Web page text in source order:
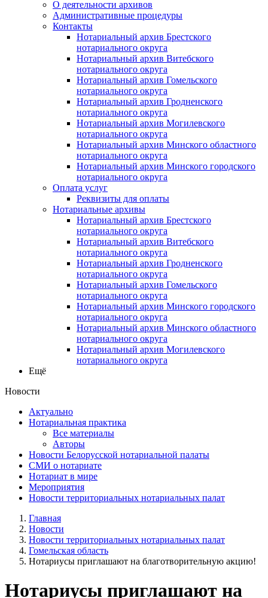
О деятельности архивов
Административные процедуры
Контакты
Нотариальный архив Брестского
нотариального округа
Нотариальный архив Витебского
нотариального округа
Нотариальный архив Гомельского
нотариального округа
Нотариальный архив Гродненского
нотариального округа
Нотариальный архив Могилевского
нотариального округа
Нотариальный архив Минского областного
нотариального округа
Нотариальный архив Минского городского
нотариального округа
Оплата услуг
Реквизиты для оплаты
Нотариальные архивы
Нотариальный архив Брестского
нотариального округа
Нотариальный архив Витебского
нотариального округа
Нотариальный архив Гродненского
нотариального округа
Нотариальный архив Гомельского
нотариального округа
Нотариальный архив Минского городского
нотариального округа
Нотариальный архив Минского областного
нотариального округа
Нотариальный архив Могилевского
нотариального округа
Ещё
Новости
Актуально
Нотариальная практика
Все материалы
Авторы
Новости Белорусской нотариальной палаты
СМИ о нотариате
Нотариат в мире
Мероприятия
Новости территориальных нотариальных палат
Главная
Новости
Новости территориальных нотариальных палат
Гомельская область
Нотариусы приглашают на благотворительную акцию!
Нотариусы приглашают на